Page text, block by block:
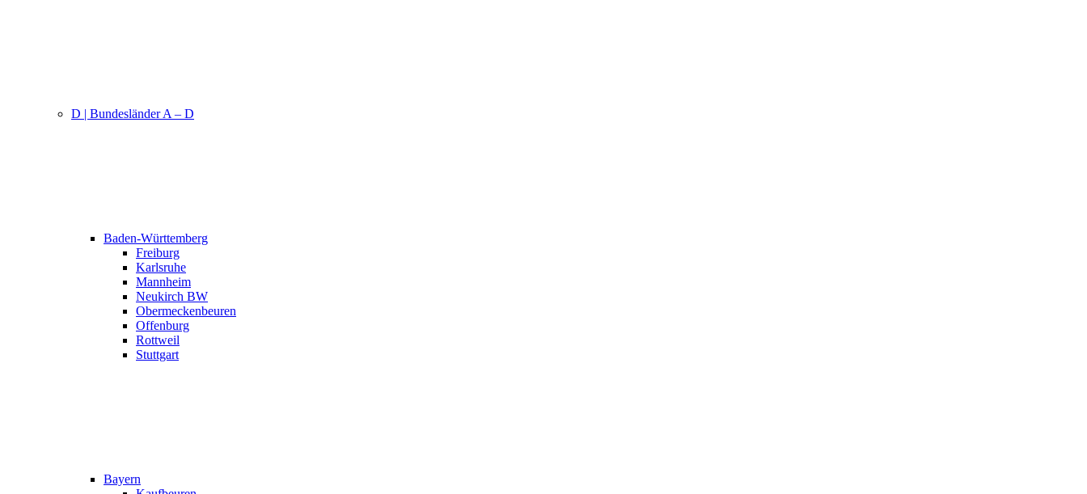
D | Bundesländer A – D
Baden-Württemberg
Freiburg
Karlsruhe
Mannheim
Neukirch BW
Obermeckenbeuren
Offenburg
Rottweil
Stuttgart
Bayern